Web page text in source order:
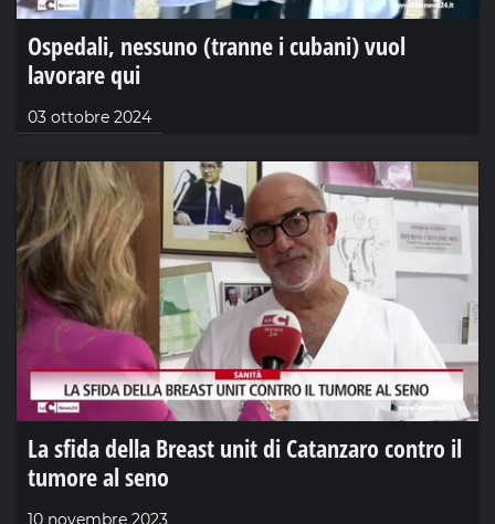
Ospedali, nessuno (tranne i cubani) vuol
lavorare qui
03 ottobre 2024
La sfida della Breast unit di Catanzaro contro il
tumore al seno
10 novembre 2023